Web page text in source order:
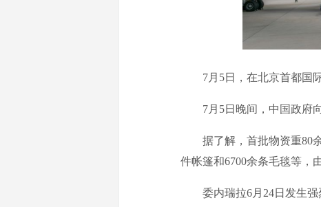
7月5日，在北京首都国际
7月5日晚间，中国政府向
据了解，首批物资重80余
件帐篷和6700余条毛毯等，
委内瑞拉6月24日发生强